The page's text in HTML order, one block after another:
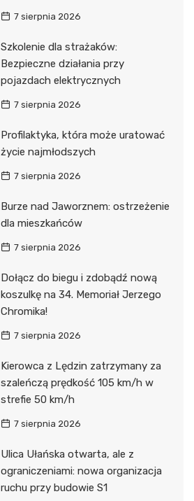
7 sierpnia 2026
Szkolenie dla strażaków:
Bezpieczne działania przy
pojazdach elektrycznych
7 sierpnia 2026
Profilaktyka, która może uratować
życie najmłodszych
7 sierpnia 2026
Burze nad Jaworznem: ostrzeżenie
dla mieszkańców
7 sierpnia 2026
Dołącz do biegu i zdobądź nową
koszulkę na 34. Memoriał Jerzego
Chromika!
7 sierpnia 2026
Kierowca z Lędzin zatrzymany za
szaleńczą prędkość 105 km/h w
strefie 50 km/h
7 sierpnia 2026
Ulica Ułańska otwarta, ale z
ograniczeniami: nowa organizacja
ruchu przy budowie S1